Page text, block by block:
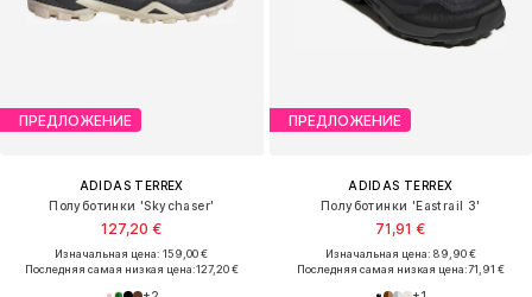
ПРЕДЛОЖЕНИЕ
ADIDAS TERREX
Полуботинки 'Skychaser'
127,20 €
Изначальная цена: 159,00 €
Последняя самая низкая цена:127,20 €
ПРЕДЛОЖЕНИЕ
ADIDAS TERREX
Полуботинки 'Eastrail 3'
71,91 €
Изначальная цена: 89,90 €
Последняя самая низкая цена:71,91 €